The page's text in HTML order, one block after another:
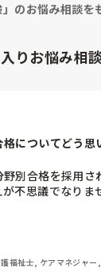
」のお悩み相談を
りお悩み相談
についてどう思
別合格を採用さ
不思議でなりま
の引き上げと、
うと思う方が少
です。
験が容易になり
福祉士, ケアマネジャー